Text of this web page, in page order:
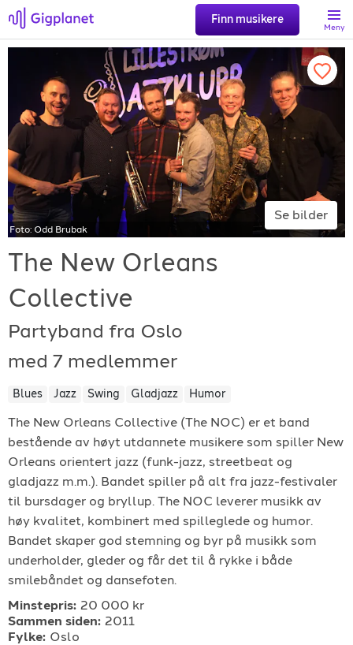
Finn musikere
Meny
Søk
Favoritter
Logg inn
Registrer artist
Gigplanet
For musiker
Support
+4790640887
Foto: Odd Brubak
Se bilder
The New Orleans
Collective
Partyband fra Oslo
med 7 medlemmer
Blues Jazz Swing Gladjazz Humor
The New Orleans Collective (The NOC) er et band
bestående av høyt utdannete musikere som spiller New
Orleans orientert jazz (funk-jazz, streetbeat og
gladjazz m.m.). Bandet spiller på alt fra jazz-festivaler
til bursdager og bryllup. The NOC leverer musikk av
høy kvalitet, kombinert med spilleglede og humor.
Bandet skaper god stemning og byr på musikk som
underholder, gleder og får det til å rykke i både
smilebåndet og dansefoten.
Minstepris: 20 000 kr
Sammen siden: 2011
Fylke: Oslo